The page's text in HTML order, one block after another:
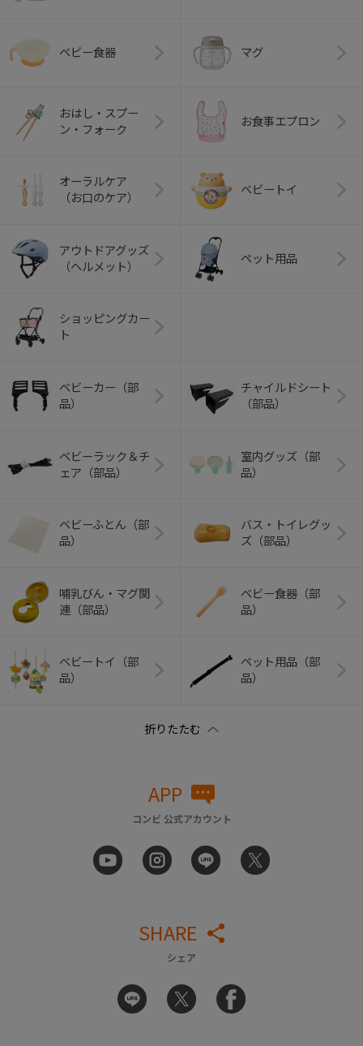
ベビー食器 マグ
おはし・スプー
ン・フォーク
お食事エプロン
オーラルケア
（お口のケア）
ベビートイ
アウトドアグッズ
（ヘルメット）
ペット用品
ショッピングカー
ト
ベビーカー（部
品）
チャイルドシート
（部品）
ベビーラック＆チ
ェア（部品）
室内グッズ（部
品）
ベビーふとん（部
品）
バス・トイレグッ
ズ（部品）
哺乳びん・マグ関
連（部品）
ベビー食器（部
品）
ベビートイ（部
品）
ペット用品（部
品）
APP
コンビ 公式アカウント
SHARE
シェア